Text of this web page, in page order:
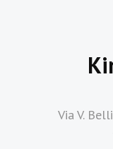
Via V.